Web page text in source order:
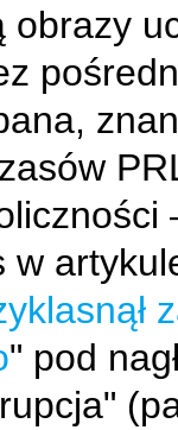
obrazy
w
" pod